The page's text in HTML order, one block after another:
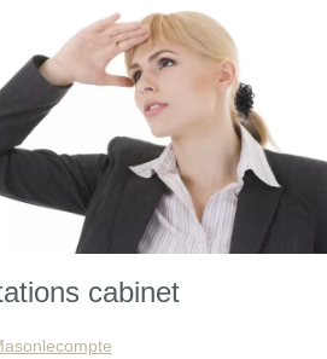
cabinet